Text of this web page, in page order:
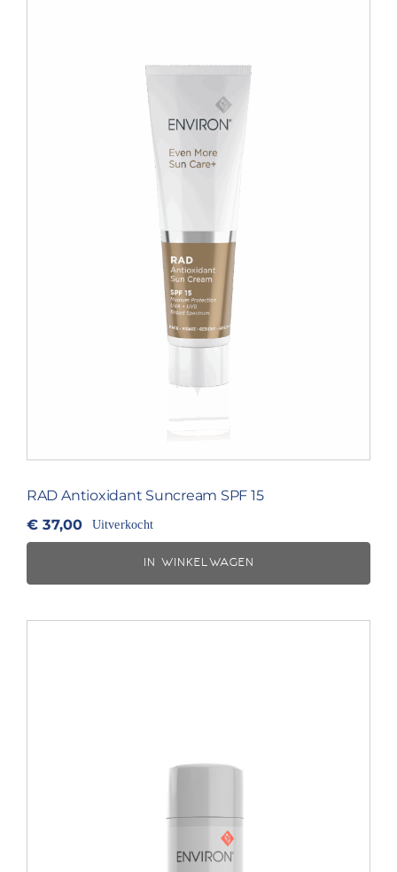
RAD Antioxidant Suncream SPF 15
€ 37,00 Uitverkocht
IN WINKELWAGEN